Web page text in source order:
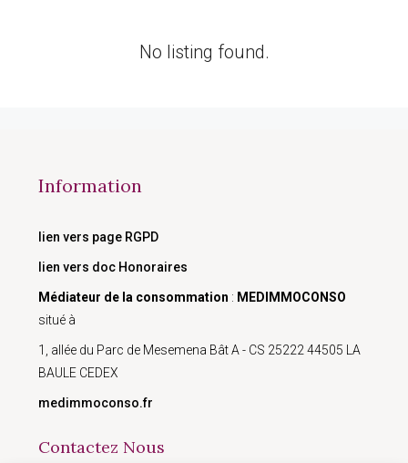
No listing found.
Information
lien vers page RGPD
lien vers doc Honoraires
Médiateur de la consommation : MEDIMMOCONSO
situé à
1, allée du Parc de Mesemena Bât A - CS 25222 44505 LA
BAULE CEDEX
medimmoconso.fr
Contactez Nous